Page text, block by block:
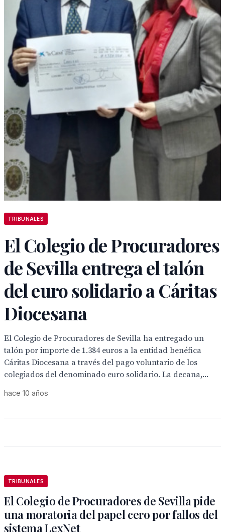
TRIBUNALES
El Colegio de Procuradores
de Sevilla entrega el talón
del euro solidario a Cáritas
Diocesana
El Colegio de Procuradores de Sevilla ha entregado un
talón por importe de 1.384 euros a la entidad benéfica
Cáritas Diocesana a través del pago voluntario de los
colegiados del denominado euro solidario. La decana,...
hace 10 años
TRIBUNALES
El Colegio de Procuradores de Sevilla pide
una moratoria del papel cero por fallos del
sistema LexNet